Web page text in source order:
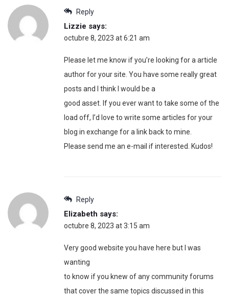
Reply
Lizzie says:
octubre 8, 2023 at 6:21 am
Please let me know if you’re looking for a article
author for your site. You have some really great
posts and I think I would be a
good asset. If you ever want to take some of the
load off, I’d love to write some articles for your
blog in exchange for a link back to mine.
Please send me an e-mail if interested. Kudos!
Reply
Elizabeth says:
octubre 8, 2023 at 3:15 am
Very good website you have here but I was
wanting
to know if you knew of any community forums
that cover the same topics discussed in this